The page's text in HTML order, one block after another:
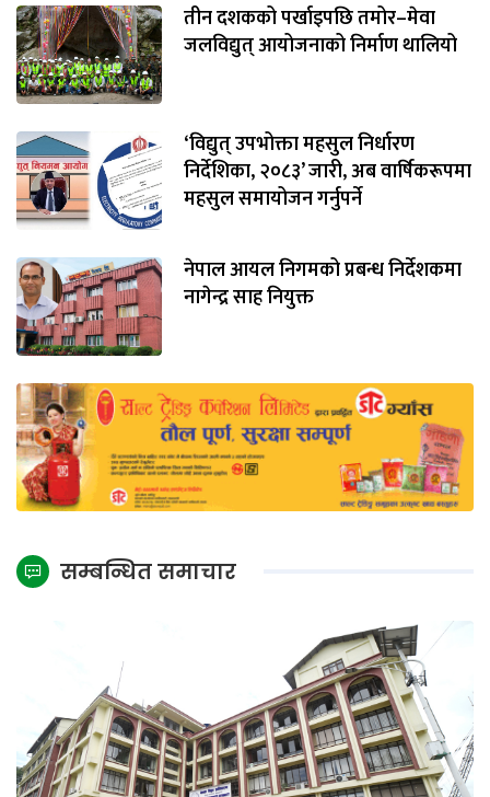
तीन दशकको पर्खाइपछि तमोर–मेवा
जलविद्युत् आयोजनाको निर्माण थालियो
‘विद्युत् उपभोक्ता महसुल निर्धारण
निर्देशिका, २०८३’ जारी, अब वार्षिकरूपमा
महसुल समायोजन गर्नुपर्ने
नेपाल आयल निगमको प्रबन्ध निर्देशकमा
नागेन्द्र साह नियुक्त
सम्बन्धित समाचार